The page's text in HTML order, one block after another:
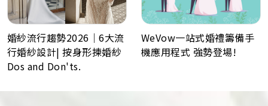
婚紗流行趨勢2026｜6大流
行婚紗設計| 按身形揀婚紗
Dos and Don'ts.
WeVow一站式婚禮籌備手
機應用程式 強勢登場!